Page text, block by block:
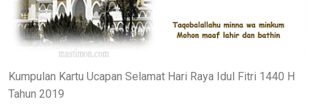
Kumpulan Kartu Ucapan Selamat Hari Raya Idul Fitri 1440 H
Tahun 2019